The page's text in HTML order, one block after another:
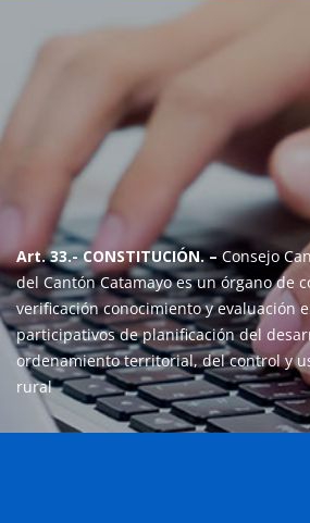
Art. 33.- CONSTITUCIÓN. –Consejo
del Cantón Catamayo es un órgano de
verificación conocimiento y evaluación
participativos de planificación del
ordenamiento territorial, del control y
rural